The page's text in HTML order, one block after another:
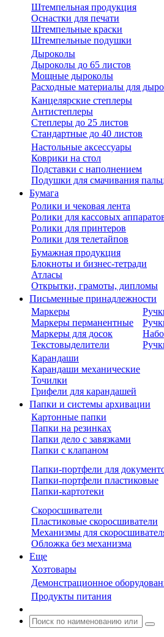
Штемпельная продукция
Оснастки для печати
Штемпельные краски
Штемпельные подушки
Дыроколы
Дыроколы до 65 листов
Мощные дыроколы
Расходные материалы для
Канцелярские степлеры
Антистеплеры
Степлеры до 25 листов
Стандартные до 40 листов
Настольные аксессуары
Коврики на стол
Подставки с наполнением
Подушки для смачивания
Бумага
Ролики и чековая лента
Ролики для кассовых
Ролики для принтеров
Ролики для телетайпов
Бумажная продукция
Блокноты и бизнес-тетради
Атласы
Открытки, грамоты, дипломы
Письменные принадлежности
Маркеры
Маркеры перманентные
Маркеры для досок
Текстовыделители
Карандаши
Карандаши механические
Точилки
Грифели для карандашей
Папки и системы архивации
Картонные папки
Папки на резинках
Папки дело с завязками
Папки с клапаном
Папки-портфели для
Папки-портфели пластиковые
Папки-картотеки
Скоросшиватели
Пластиковые скоросшиватели
Механизмы для
Обложка без механизма
Еще
Хозтовары
Демонстрационное
Продукты питания